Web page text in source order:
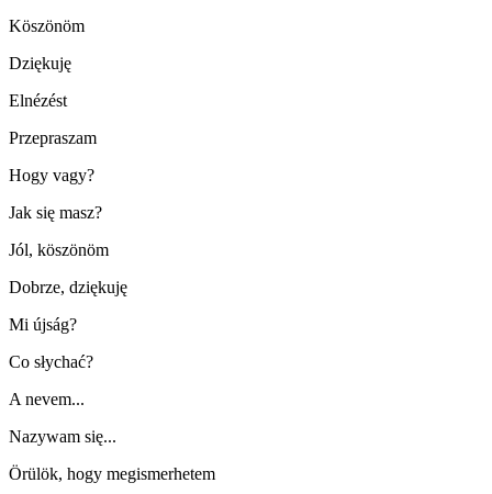
Köszönöm
Dziękuję
Elnézést
Przepraszam
Hogy vagy?
Jak się masz?
Jól, köszönöm
Dobrze, dziękuję
Mi újság?
Co słychać?
A nevem...
Nazywam się...
Örülök, hogy megismerhetem